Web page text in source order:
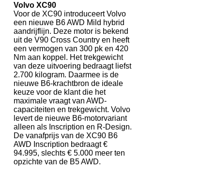
Volvo XC90
Voor de XC90 introduceert Volvo
een nieuwe B6 AWD Mild hybrid
aandrijflijn. Deze motor is bekend
uit de V90 Cross Country en heeft
een vermogen van 300 pk en 420
Nm aan koppel. Het trekgewicht
van deze uitvoering bedraagt liefst
2.700 kilogram. Daarmee is de
nieuwe B6-krachtbron de ideale
keuze voor de klant die het
maximale vraagt van AWD-
capaciteiten en trekgewicht. Volvo
levert de nieuwe B6-motorvariant
alleen als Inscription en R-Design.
De vanafprijs van de XC90 B6
AWD Inscription bedraagt €
94.995, slechts € 5.000 meer ten
opzichte van de B5 AWD.